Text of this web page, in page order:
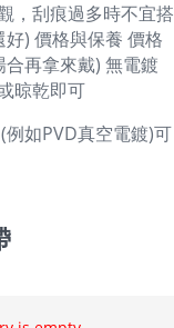
，刮痕過多時不宜搭
) 價格與保養 價格
再拿來戴) 無電鍍
晾乾即可
如PVD真空電鍍)可